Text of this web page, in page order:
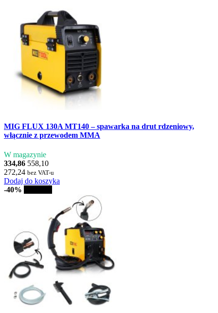
MIG FLUX 130A MT140 – spawarka na drut rdzeniowy,
włącznie z przewodem MMA
W magazynie
334,86 558,10
272,24 bez VAT-u
Dodaj do koszyka
-40%